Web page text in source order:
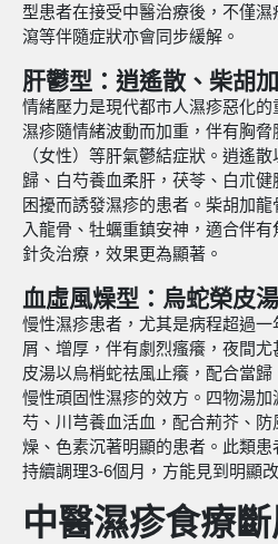
型患者在接受中醫治療後，不僅
瀉等伴隨症狀亦會同步緩解。
肝鬱型：逍遙散、柴胡
情緒壓力是現代都市人濕疹惡化
濕疹隨情緒波動而加重，伴有胸
（女性）等肝氣鬱結症狀。逍遙
歸、白芍養血柔肝，茯苓、白朮
困擾而誘發濕疹的患者。柴胡加
入龍骨、牡蠣重鎮安神，適合伴
針灸治療，效果更為顯著。
血虛風燥型：烏蛇榮皮
慢性濕疹患者，尤其是病程超過
屑、增厚，伴有劇烈瘙癢，夜間
皮湯以烏梢蛇祛風止癢，配合當
慢性頑固性濕疹的效方。四物湯
芍、川芎養血活血，配合荊芥、
燥、色素沉著明顯的患者。此類
持續調理3-6個月，方能見到明顯改
中醫濕疹食療